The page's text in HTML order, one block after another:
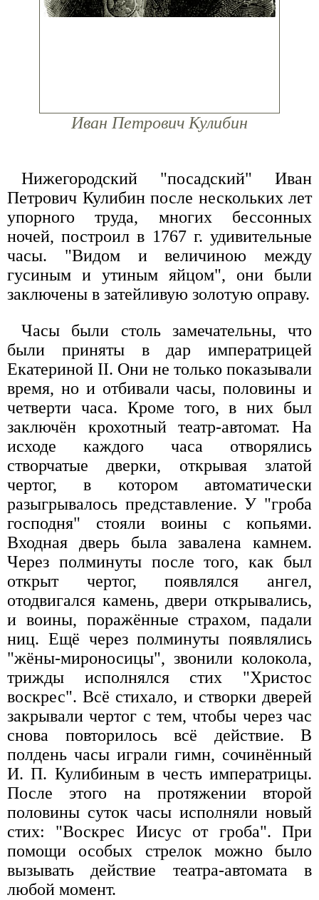
Иван Петрович Кулибин
Нижегородский "посадский" Иван
Петрович Кулибин после нескольких лет
упорного труда, многих бессонных
ночей, построил в 1767 г. удивительные
часы. "Видом и величиною между
гусиным и утиным яйцом", они были
заключены в затейливую золотую оправу.
Часы были столь замечательны, что
были приняты в дар императрицей
Екатериной II. Они не только показывали
время, но и отбивали часы, половины и
четверти часа. Кроме того, в них был
заключён крохотный театр-автомат. На
исходе каждого часа отворялись
створчатые дверки, открывая златой
чертог, в котором автоматически
разыгрывалось представление. У "гроба
господня" стояли воины с копьями.
Входная дверь была завалена камнем.
Через полминуты после того, как был
открыт чертог, появлялся ангел,
отодвигался камень, двери открывались,
и воины, поражённые страхом, падали
ниц. Ещё через полминуты появлялись
"жёны-мироносицы", звонили колокола,
трижды исполнялся стих "Христос
воскрес". Всё стихало, и створки дверей
закрывали чертог с тем, чтобы через час
снова повторилось всё действие. В
полдень часы играли гимн, сочинённый
И. П. Кулибиным в честь императрицы.
После этого на протяжении второй
половины суток часы исполняли новый
стих: "Воскрес Иисус от гроба". При
помощи особых стрелок можно было
вызывать действие театра-автомата в
любой момент.